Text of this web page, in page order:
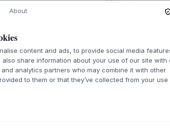
ROZMIAR:B 35,4 X
About
content and ads, to provide social media
share information about your use of our site with
analytics partners who may combine it with other
to them or that they’ve collected from your